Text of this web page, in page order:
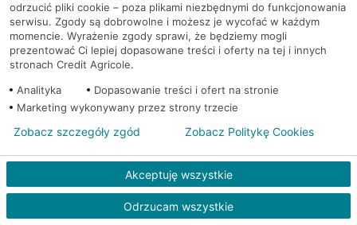
Wrocław, ul. Strzegomska 206 Bankomat (Euronet)
Wrocław, ul. Strzegomska
206/208
Bankomat w placówce
Wrocław, ul. Strzegomska
Bankomat w placówce
CA BP
Wrocław, ul. Sucha 1 Bankomat (Euronet)
Wrocław, ul. Sucha 1 Bankomat (Euronet)
odrzucić pliki cookie – poza plikami niezbędnymi do funkcjonowania
serwisu. Zgody są dobrowolne i możesz je wycofać w każdym
momencie. Wyrażenie zgody sprawi, że będziemy mogli
prezentować Ci lepiej dopasowane treści i oferty na tej i innych
stronach Credit Agricole.
Analityka
Dopasowanie treści i ofert na stronie
Marketing wykonywany przez strony trzecie
Akceptuję wszystkie
Odrzucam wszystkie
Zobacz szczegóły zgód Zobacz Politykę Cookies